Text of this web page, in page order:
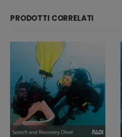
PRODOTTI CORRELATI